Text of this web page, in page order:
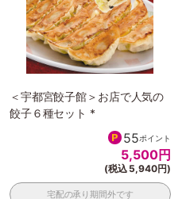
＜宇都宮餃子館＞お店で人気の
餃子６種セット *
55ポイント
5,500円
(税込 5,940円)
宅配の承り期間外です